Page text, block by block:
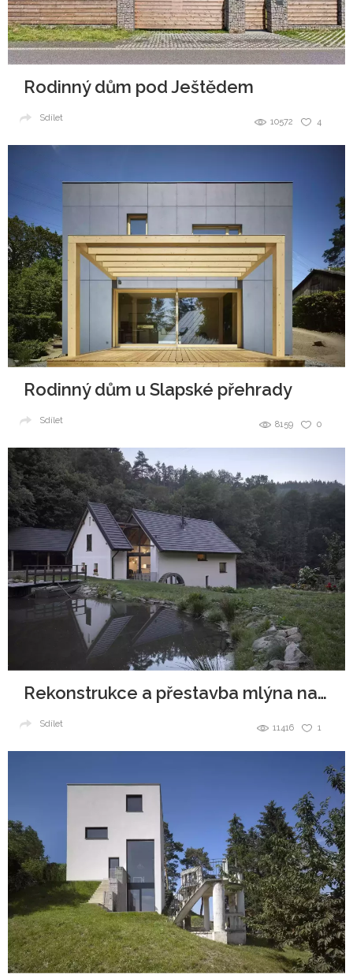
Rodinný dům pod Ještědem
4
10572
Sdílet
Rodinný dům u Slapské přehrady
0
8159
Sdílet
Rekonstrukce a přestavba mlýna na bydlení
1
11416
Sdílet